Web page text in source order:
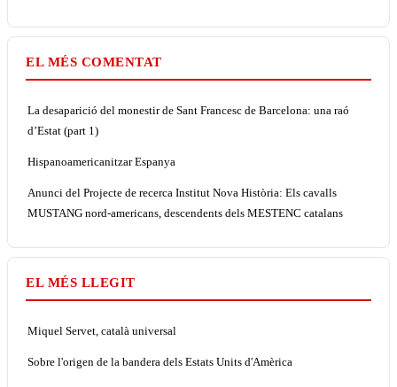
EL MÉS COMENTAT
La desaparició del monestir de Sant Francesc de Barcelona: una raó
d’Estat (part 1)
Hispanoamericanitzar Espanya
Anunci del Projecte de recerca Institut Nova Història: Els cavalls
MUSTANG nord-americans, descendents dels MESTENC catalans
EL MÉS LLEGIT
Miquel Servet, català universal
Sobre l'origen de la bandera dels Estats Units d'Amèrica